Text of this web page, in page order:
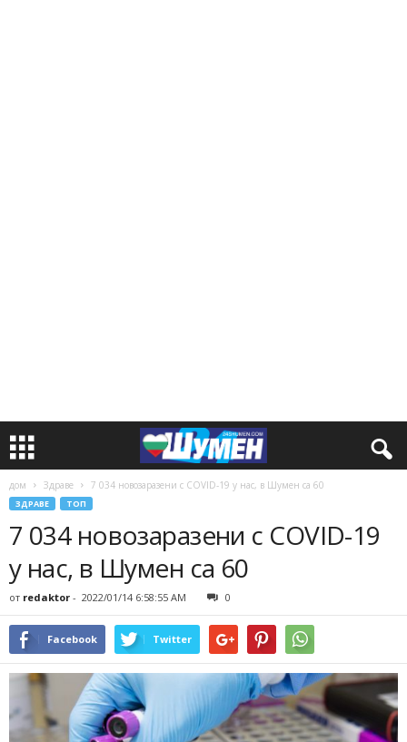
дом Здраве 7 034 новозаразени с COVID-19 у нас, в Шумен са 60
ЗДРАВЕ ТОП
7 034 новозаразени с COVID-19
у нас, в Шумен са 60
от redaktor - 2022/01/14 6:58:55 AM 0
Facebook Twitter